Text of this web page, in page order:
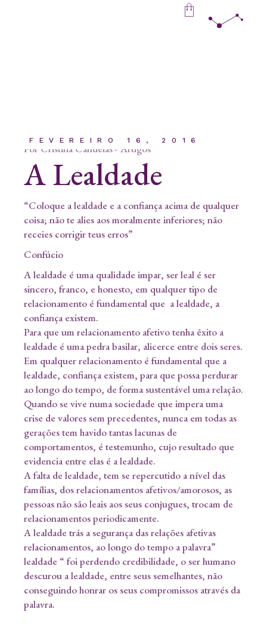
FEVEREIRO 16, 2016
Por Cristina Candeias Artigos
A Lealdade
“Coloque a lealdade e a confiança acima de qualquer
coisa; não te alies aos moralmente inferiores; não
receies corrigir teus erros”
Confúcio
A lealdade é uma qualidade impar, ser leal é ser
sincero, franco, e honesto, em qualquer tipo de
relacionamento é fundamental que a lealdade, a
confiança existem.
Para que um relacionamento afetivo tenha êxito a
lealdade é uma pedra basilar, alicerce entre dois seres.
Em qualquer relacionamento é fundamental que a
lealdade, confiança existem, para que possa perdurar
ao longo do tempo, de forma sustentável uma relação.
Quando se vive numa sociedade que impera uma
crise de valores sem precedentes, nunca em todas as
gerações tem havido tantas lacunas de
comportamentos, é testemunho, cujo resultado que
evidencia entre elas é a lealdade.
A falta de lealdade, tem se repercutido a nível das
famílias, dos relacionamentos afetivos/amorosos, as
pessoas não são leais aos seus conjugues, trocam de
relacionamentos periodicamente.
A lealdade trás a segurança das relações afetivas
relacionamentos, ao longo do tempo a palavra”
lealdade “ foi perdendo credibilidade, o ser humano
descurou a lealdade, entre seus semelhantes, não
conseguindo honrar os seus compromissos através da
palavra.